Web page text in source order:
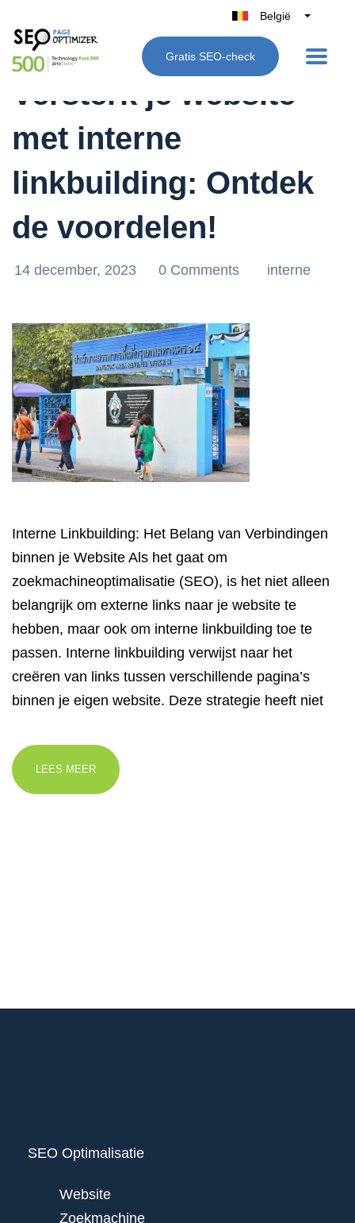
België
Belgique
Nederland
Italië
Gratis SEO-check
Versterk je website
met interne
linkbuilding: Ontdek
de voordelen!
14 december, 2023 0 Comments interne
Interne Linkbuilding: Het Belang van Verbindingen
binnen je Website Als het gaat om
zoekmachineoptimalisatie (SEO), is het niet alleen
belangrijk om externe links naar je website te
hebben, maar ook om interne linkbuilding toe te
passen. Interne linkbuilding verwijst naar het
creëren van links tussen verschillende pagina’s
binnen je eigen website. Deze strategie heeft niet
LEES MEER
SEO Optimalisatie
Website
Zoekmachine